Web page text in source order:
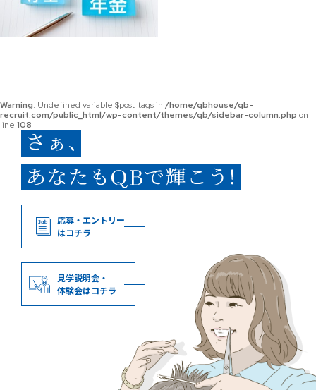
Warning: Undefined variable $post_tags in /home/qbhouse/qb-
recruit.com/public_html/wp-content/themes/qb/sidebar-column.php on
line 108
応募・エントリー
はコチラ
見学説明会・
体験会はコチラ